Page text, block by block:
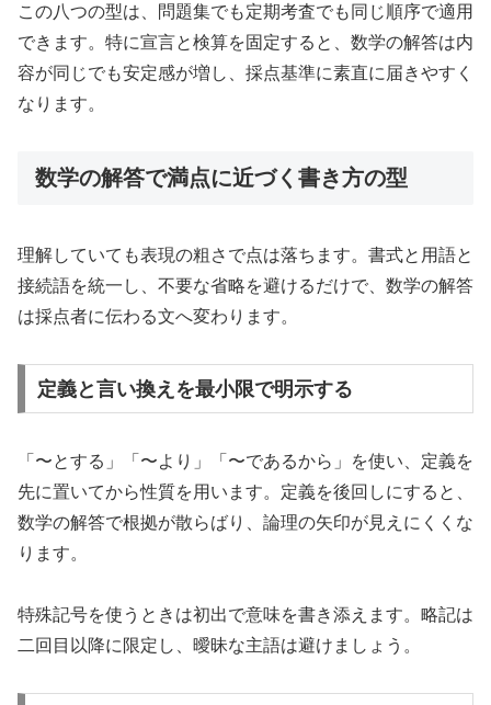
この八つの型は、問題集でも定期考査でも同じ順序で適用
できます。特に宣言と検算を固定すると、数学の解答は内
容が同じでも安定感が増し、採点基準に素直に届きやすく
なります。
数学の解答で満点に近づく書き方の型
理解していても表現の粗さで点は落ちます。書式と用語と
接続語を統一し、不要な省略を避けるだけで、数学の解答
は採点者に伝わる文へ変わります。
定義と言い換えを最小限で明示する
「〜とする」「〜より」「〜であるから」を使い、定義を
先に置いてから性質を用います。定義を後回しにすると、
数学の解答で根拠が散らばり、論理の矢印が見えにくくな
ります。
特殊記号を使うときは初出で意味を書き添えます。略記は
二回目以降に限定し、曖昧な主語は避けましょう。